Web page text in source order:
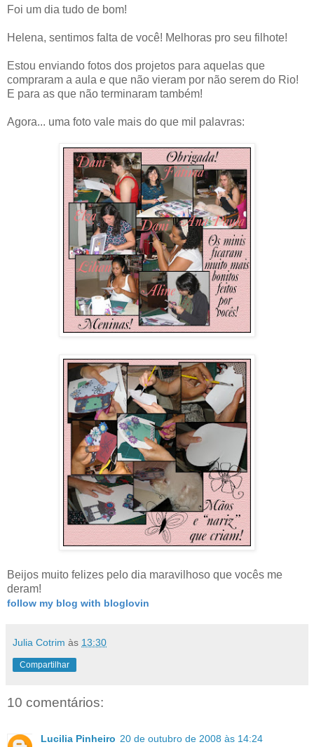
Foi um dia tudo de bom!
Helena, sentimos falta de você! Melhoras pro seu filhote!
Estou enviando fotos dos projetos para aquelas que
compraram a aula e que não vieram por não serem do Rio!
E para as que não terminaram também!
Agora... uma foto vale mais do que mil palavras:
Beijos muito felizes pelo dia maravilhoso que vocês me
deram!
follow my blog with bloglovin
Julia Cotrim às 13:30
Compartilhar
10 comentários:
Lucilia Pinheiro 20 de outubro de 2008 às 14:24